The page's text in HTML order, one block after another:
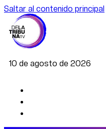
Saltar al contenido principal
10 de agosto de 2026